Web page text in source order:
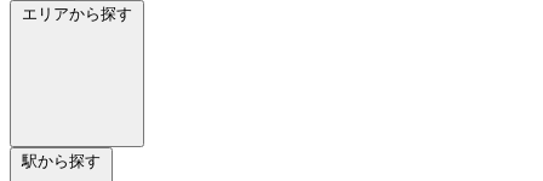
エリアから探す
駅から探す